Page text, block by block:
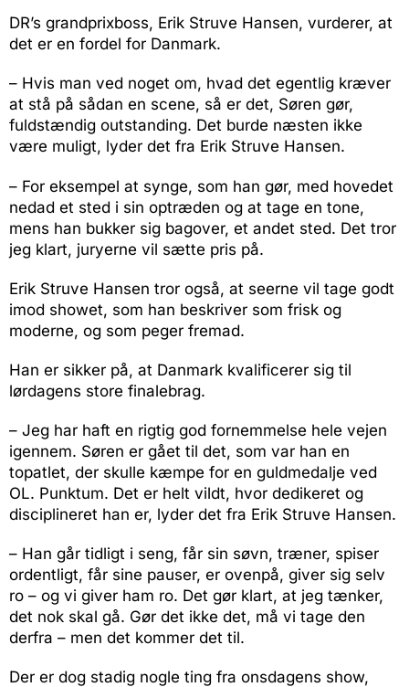
DR’s grandprixboss, Erik Struve Hansen, vurderer, at
det er en fordel for Danmark.
– Hvis man ved noget om, hvad det egentlig kræver
at stå på sådan en scene, så er det, Søren gør,
fuldstændig outstanding. Det burde næsten ikke
være muligt, lyder det fra Erik Struve Hansen.
– For eksempel at synge, som han gør, med hovedet
nedad et sted i sin optræden og at tage en tone,
mens han bukker sig bagover, et andet sted. Det tror
jeg klart, juryerne vil sætte pris på.
Erik Struve Hansen tror også, at seerne vil tage godt
imod showet, som han beskriver som frisk og
moderne, og som peger fremad.
Han er sikker på, at Danmark kvalificerer sig til
lørdagens store finalebrag.
– Jeg har haft en rigtig god fornemmelse hele vejen
igennem. Søren er gået til det, som var han en
topatlet, der skulle kæmpe for en guldmedalje ved
OL. Punktum. Det er helt vildt, hvor dedikeret og
disciplineret han er, lyder det fra Erik Struve Hansen.
– Han går tidligt i seng, får sin søvn, træner, spiser
ordentligt, får sine pauser, er ovenpå, giver sig selv
ro – og vi giver ham ro. Det gør klart, at jeg tænker,
det nok skal gå. Gør det ikke det, må vi tage den
derfra – men det kommer det til.
Der er dog stadig nogle ting fra onsdagens show,